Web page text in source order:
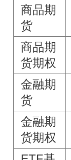
商品期
货
商品期
货期权
金融期
货
金融期
货期权